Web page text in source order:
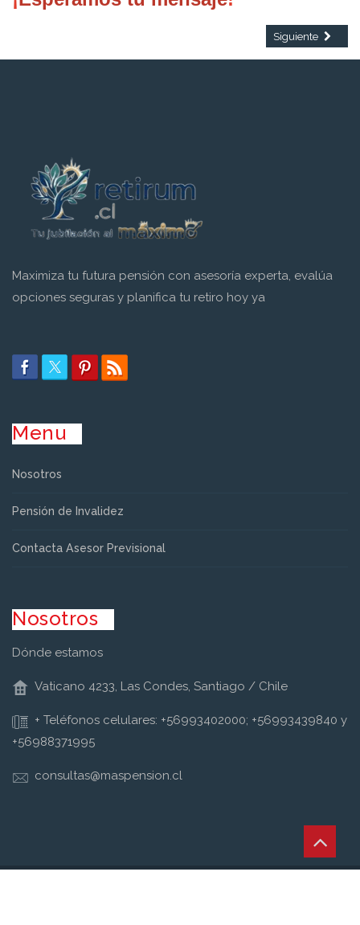
Artículo siguiente:
Siguiente
Maximiza tu futura pensión con asesoría experta, evalúa
opciones seguras y planifica tu retiro hoy ya
Menu
Nosotros
Pensión de Invalidez
Contacta Asesor Previsional
Nosotros
Dónde estamos
Vaticano 4233, Las Condes, Santiago / Chile
+ Teléfonos celulares: +56993402000; +56993439840 y
+56988371995
consultas@maspension.cl